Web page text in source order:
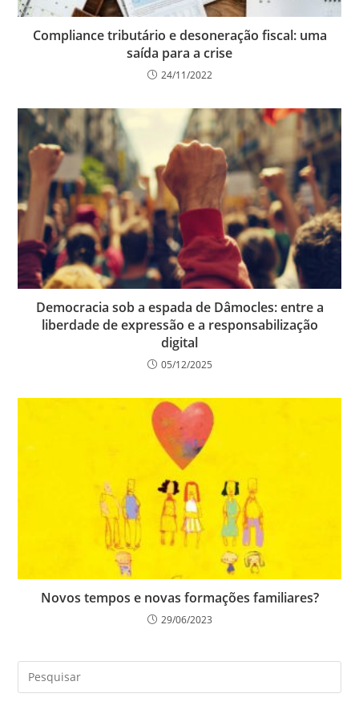
Compliance tributário e desoneração fiscal: uma
saída para a crise
24/11/2022
Democracia sob a espada de Dâmocles: entre a
liberdade de expressão e a responsabilização
digital
05/12/2025
Novos tempos e novas formações familiares?
29/06/2023